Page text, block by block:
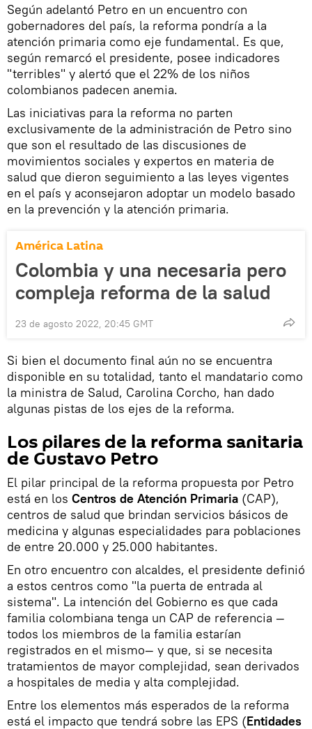
Según adelantó Petro en un encuentro con
gobernadores del país, la reforma pondría a la
atención primaria como eje fundamental. Es que,
según remarcó el presidente, posee indicadores
"terribles" y alertó que el 22% de los niños
colombianos padecen anemia.
Las iniciativas para la reforma no parten
exclusivamente de la administración de Petro sino
que son el resultado de las discusiones de
movimientos sociales y expertos en materia de
salud que dieron seguimiento a las leyes vigentes
en el país y aconsejaron adoptar un modelo basado
en la prevención y la atención primaria.
América Latina
Colombia y una necesaria pero
compleja reforma de la salud
23 de agosto 2022, 20:45 GMT
Si bien el documento final aún no se encuentra
disponible en su totalidad, tanto el mandatario como
la ministra de Salud, Carolina Corcho, han dado
algunas pistas de los ejes de la reforma.
Los pilares de la reforma sanitaria
de Gustavo Petro
El pilar principal de la reforma propuesta por Petro
está en los Centros de Atención Primaria (CAP),
centros de salud que brindan servicios básicos de
medicina y algunas especialidades para poblaciones
de entre 20.000 y 25.000 habitantes.
En otro encuentro con alcaldes, el presidente definió
a estos centros como "la puerta de entrada al
sistema". La intención del Gobierno es que cada
familia colombiana tenga un CAP de referencia —
todos los miembros de la familia estarían
registrados en el mismo— y que, si se necesita
tratamientos de mayor complejidad, sean derivados
a hospitales de media y alta complejidad.
Entre los elementos más esperados de la reforma
está el impacto que tendrá sobre las EPS (Entidades